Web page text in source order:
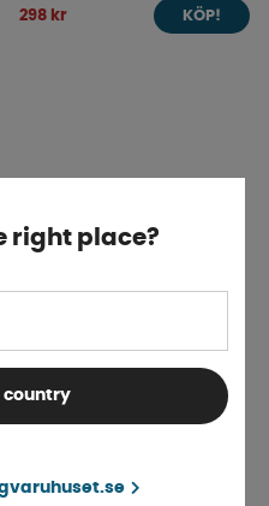
298 kr KÖP!
right place?
country